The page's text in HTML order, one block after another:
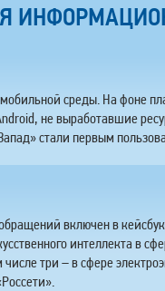
среды. На фоне
не выработавшие
стали первым
включен в
интеллекта в
три – в сфере